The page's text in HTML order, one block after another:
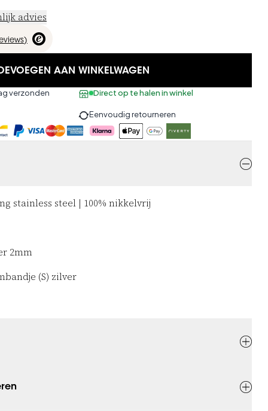
advies
)
AAN WINKELWAGEN
verzonden Direct op te halen in winkel
Eenvoudig retourneren
stainless steel | 100% nikkelvrij
2mm
(S) zilver